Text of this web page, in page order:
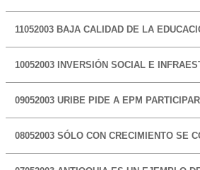
11052003 BAJA CALIDAD DE LA
10052003 INVERSIÓN SOCIAL E
09052003 URIBE PIDE A EPM
08052003 SÓLO CON CRECIMIENTO SE